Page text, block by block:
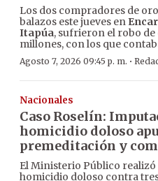
Los dos compradores de
balazos este jueves en
Itapúa, sufrieron el robo de
millones, con los que
Agosto 7, 2026 09:45 p. m. ·
Nacionales
Caso Roselín:
homicidio doloso
premeditación y
El Ministerio Público
homicidio doloso contra